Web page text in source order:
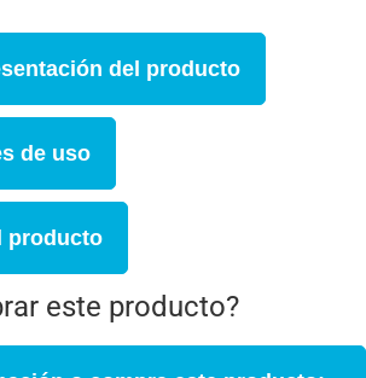
del producto
de uso
producto
este producto?